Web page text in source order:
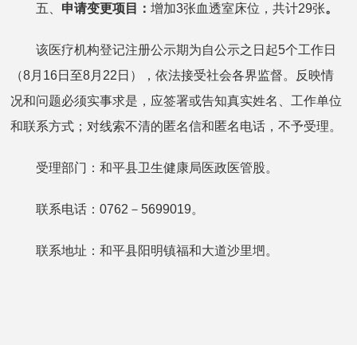
五、 申请变更项目：增加3张血透室床位，共计29张。
该医疗机构登记注册公示期为自公示之日起5个工作日
（8月16日至8月22日），依法接受社会各界监督。反映情
况和问题必须实事求是，应签署或告知真实姓名、工作单位
和联系方式；对线索不清的匿名信和匿名电话，不予受理。
受理部门：和平县卫生健康局医政医管股。
联系电话：0762－5699019。
联系地址：和平县阳明镇福和大道沙里垇。